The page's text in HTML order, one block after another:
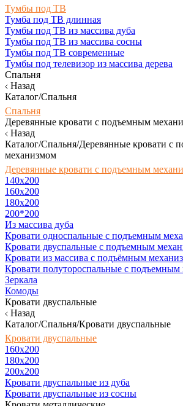
Тумбы под ТВ
Тумба под ТВ длинная
Тумбы под ТВ из массива дуба
Тумбы под ТВ из массива сосны
Тумбы под ТВ современные
Тумбы под телевизор из массива дерева
Спальня
Назад
Каталог/Спальня
Спальня
Деревянные кровати с подъемным
Назад
Каталог/Спальня/Деревянные кровати с
механизмом
Деревянные кровати с подъемным
140x200
160х200
180х200
200*200
Из массива дуба
Кровати односпальные с подъемным
Кровати двуспальные с подъемным
Кровати из массива с подъёмным
Кровати полутороспальные с
Зеркала
Комоды
Кровати двуспальные
Назад
Каталог/Спальня/Кровати двуспальные
Кровати двуспальные
160х200
180x200
200x200
Кровати двуспальные из дуба
Кровати двуспальные из сосны